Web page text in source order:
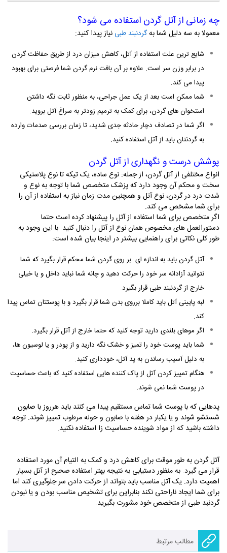
چه زمانی از آتل گردن استفاده می ­شود؟
معمولا به سه دلیل شما بهگردنبند طبی نیاز پیدا کنید:
شایع ­ترین علت استفاده از آتل، کاهش میزان درد از طریق حفاظت گردن
در برابر وزن سر است. علاوه بر آن بافت نرم گردن شما فرصتی برای بهبود
پیدا می­ کند.
شما ممکن است بعد از یک عمل جراحی، به منظور ثابت نگه داشتن
استخوان­ های گردن، برای کمک به ترمیم زودتر به سراغ آتل بروید.
اگر شما در تصادف دچار حادثه­ جدی شدید، تا زمان بررسی صدمات وارده
به گردنتان باید از آتل استفاده کنید.
پوشش درست و نگهداری از آتل گردن
انواع مختلفی از آتل گردن، از جمله: نوع ساده، یک تیکه تا نوع پلاستیکی
سخت و محکم آن وجود دارد که پزشک متخصص شما با توجه به نوع و
شدت درد در گردن، نوع آتل و همچنین مدت زمان نیاز به استفاده از آن را
برای شما مشخص می­ کند.
اگر متخصص برای شما استفاده از آتل را پیشنهاد کرده است حتما
دستورالعمل­ های مخصوص همان نوع از آتل را دنبال کنید. با این وجود به
طور کلی نکاتی برای راهنمایی بیشتر در اینجا بیان شده است:
آتل گردن باید به اندازه­ ای بر روی گردن شما محکم قرار بگیرد که شما
نتوانید آزادانه سر خود را حرکت دهید و چانه­ شما نباید داخل و یا خیلی
خارج از گردنبند طبی قرار بگیرد.
لبه­ پایینی آتل باید کاملا برروی بدن شما قرار بگیرد و با پوستتان تماس پیدا
کند.
اگر موهای بلندی دارید توجه کنید که حتما خارج از آتل قرار بگیرد.
شما باید پوست خود را تمیز و خشک نگه دارید و از پودر و یا لوسیون­ ها،
به دلیل آسیب رساندن به پد آتل، خودداری کنید.
هنگام تمییز کردن آتل از پاک کننده هایی استفاده کنید که باعث حساسیت
در پوست شما نمی شوند.
پدهایی که با پوست شما تماس مستقیم پیدا می­ کنند باید هرروز با صابون
شستشو شوند و یا یکبار در هفته با صابون و حوله مرطوب تمییز شوند. توجه
داشته باشید که از مواد شوینده حساسیت ­زا استفاده نکنید.
آتل گردن به طور موقت برای کاهش درد و کمک به التیام آن مورد استفاده
قرار می­ گیرد. به منظور دست­یابی به نتیجه بهتر استفاده صحیح از آتل بسیار
اهمیت دارد. یک آتل مناسب باید بتواند از حرکت دادن سر جلوگیری کند اما
برای شما ایجاد ناراحتی نکند بنابراین برای تشخیص مناسب بودن و یا نبودن
گردنبد طبی از متخصص خود مشورت بگیرید.
مطالب مرتبط